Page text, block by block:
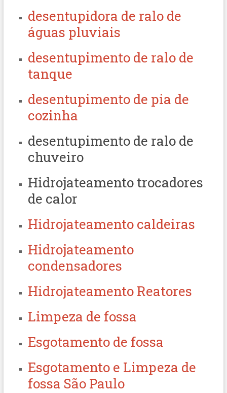
desentupidora de ralo de
águas pluviais
desentupimento de ralo de
tanque
desentupimento de pia de
cozinha
desentupimento de ralo de
chuveiro
Hidrojateamento trocadores
de calor
Hidrojateamento caldeiras
Hidrojateamento
condensadores
Hidrojateamento Reatores
Limpeza de fossa
Esgotamento de fossa
Esgotamento e Limpeza de
fossa São Paulo